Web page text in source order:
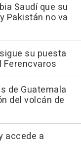
Saudí que su
Pakistán no va
su puesta
Ferencvaros
de Guatemala
del volcán de
accede a